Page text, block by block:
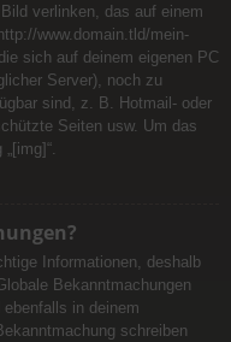
verlinken, das auf einem
www.domain.tld/mein-
sich auf deinem eigenen PC
Server), noch zu
sind, z. B. Hotmail- oder
Seiten usw. Um das
Informationen, deshalb
Bekanntmachungen
in deinem
schreiben